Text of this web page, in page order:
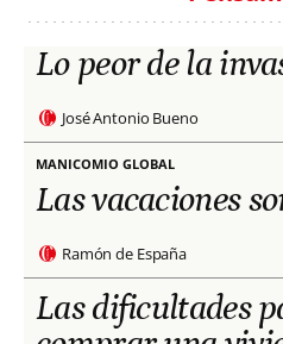
Lo peor de la
José Antonio Bueno
MANICOMIO GLOBAL
Las vacaciones
Ramón de España
Las dificultades